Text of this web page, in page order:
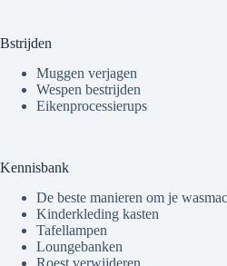
Bstrijden
Muggen verjagen
Wespen bestrijden
Eikenprocessierups
Kennisbank
De beste manieren om je
Kinderkleding kasten
Tafellampen
Loungebanken
Roest verwijderen